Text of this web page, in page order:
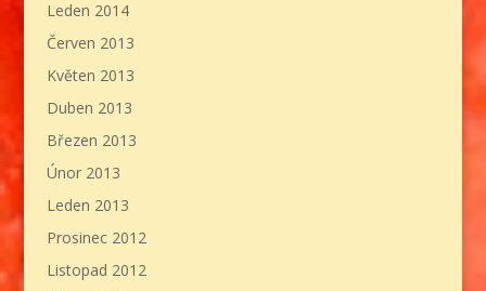
Leden 2014
Červen 2013
Květen 2013
Duben 2013
Březen 2013
Únor 2013
Leden 2013
Prosinec 2012
Listopad 2012